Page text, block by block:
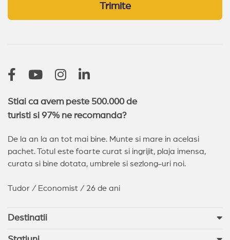
Trimite
Stiai ca avem peste 500.000 de
turisti si 97% ne recomanda?
De la an la an tot mai bine. Munte si mare in acelasi
pachet. Totul este foarte curat si ingrijit, plaja imensa,
curata si bine dotata, umbrele si sezlong-uri noi.
Tudor / Economist / 26 de ani
Destinatii